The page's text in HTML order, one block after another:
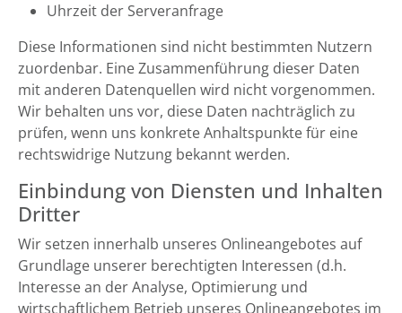
Uhrzeit der Serveranfrage
Diese Informationen sind nicht bestimmten Nutzern
zuordenbar. Eine Zusammenführung dieser Daten
mit anderen Datenquellen wird nicht vorgenommen.
Wir behalten uns vor, diese Daten nachträglich zu
prüfen, wenn uns konkrete Anhaltspunkte für eine
rechtswidrige Nutzung bekannt werden.
Einbindung von Diensten und Inhalten
Dritter
Wir setzen innerhalb unseres Onlineangebotes auf
Grundlage unserer berechtigten Interessen (d.h.
Interesse an der Analyse, Optimierung und
wirtschaftlichem Betrieb unseres Onlineangebotes im